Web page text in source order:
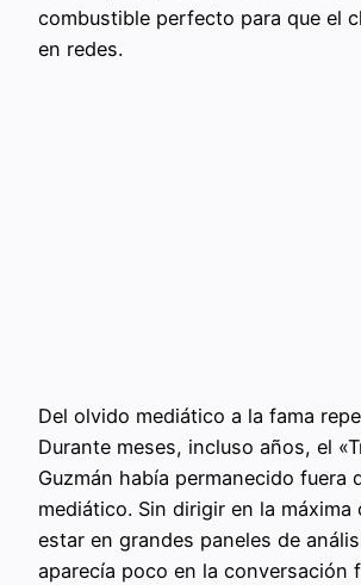
combustible perfecto para que el
en redes.
Del olvido mediático a la fama
Durante meses, incluso años, el
Guzmán había permanecido fuera
mediático. Sin dirigir en la máxima
estar en grandes paneles de
aparecía poco en la conversación